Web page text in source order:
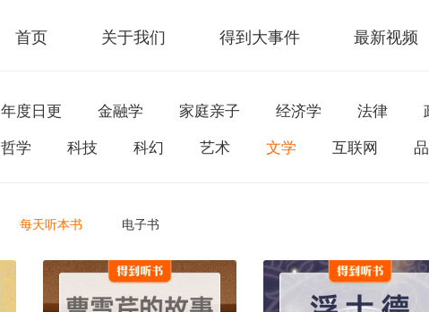
首页 关于我们 得到大事件 最新视频
年度日更 金融学 家庭亲子 经济学 法律
哲学 科技 科幻 艺术 文学 互联网
每天听本书 电子书